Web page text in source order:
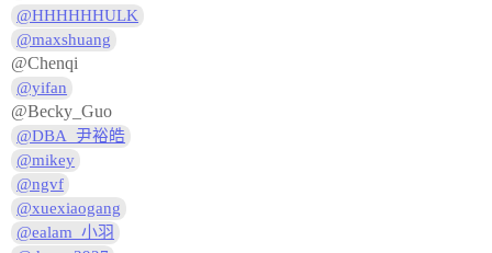
@HHHHHHULK
@maxshuang
@Chenqi
@yifan
@Becky_Guo
@DBA_尹裕皓
@mikey
@ngvf
@xuexiaogang
@ealam_小羽